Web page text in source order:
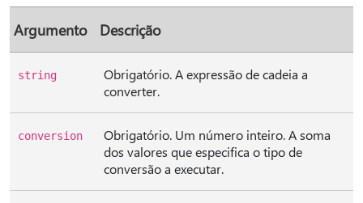
Argumento Descrição
string
Obrigatório. A expressão de cadeia a
converter.
conversion
Obrigatório. Um número inteiro. A soma
dos valores que especifica o tipo de
conversão a executar.